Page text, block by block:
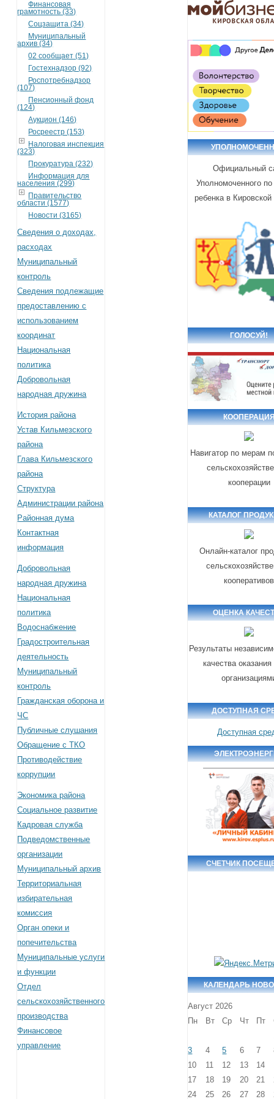
Финансовая
грамотность (33)
Соцзащита (34)
Муниципальный
архив (34)
02 сообщает (51)
Гостехнадзор (92)
Роспотребнадзор
(107)
Пенсионный фонд
(124)
Аукцион (146)
Росреестр (153)
Налоговая инспекция
(323)
Прокуратура (232)
Информация для
населения (299)
Правительство
области (1577)
Новости (3165)
Сведения о доходах,
расходах
Муниципальный
контроль
Сведения подлежащие
предоставлению с
использованием
координат
Национальная
политика
Добровольная
народная дружина
История района
Устав Кильмезского
района
Глава Кильмезского
района
Структура
Администрации района
Районная дума
Контактная
информация
Добровольная
народная дружина
Национальная
политика
Водоснабжение
Градостроительная
деятельность
Муниципальный
контроль
Гражданская оборона и
ЧС
Публичные слушания
Обращение с ТКО
Противодействие
коррупции
Экономика района
Социальное развитие
Кадровая служба
Подведомственные
организации
Муниципальный архив
Территориальная
избирательная
комиссия
Орган опеки и
попечительства
Муниципальные услуги
и функции
Отдел
сельскохозяйственного
производства
Финансовое
управление
Официальный
Уполномоченного
ребенка в Кировской
ГОЛОСУЙ!
Навигатор по мерам
кооперации
КАТАЛОГ
Онлайн-каталог
кооперативов
ОЦЕНКА
Результаты
качества оказания
ДОСТУПНАЯ
Доступная
СЧЕТЧИК
КАЛЕНДАРЬ
Август 2026
Пн
Вт Ср Чт Пт
3
4 5 6 7
10
11 12 13 14
17
18 19 20 21
24
25 26 27 28